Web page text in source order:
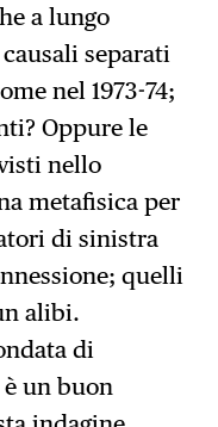
a lungo
separati
nel 1973-74;
Oppure le
nello
metafisica per
di sinistra
quelli
alibi.
di
un buon